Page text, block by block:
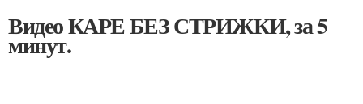
Видео КАРЕ БЕЗ СТРИЖКИ, за 5
минут.